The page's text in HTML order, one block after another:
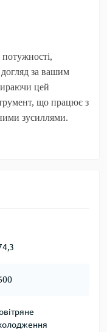
догляд за вашим
цей
що працює з
зусиллями.